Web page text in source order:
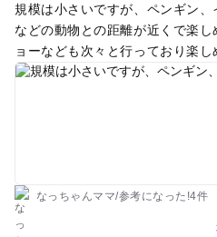
規模は小さいですが、ペンギン
などの動物との距離が近くで楽
ョーなども次々と行っており楽し
も利用しました。味は期待してい
なっちゃんママ/参考になった!4件